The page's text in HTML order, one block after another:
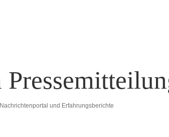
Nachrichtenportal und Erfahrungsberichte